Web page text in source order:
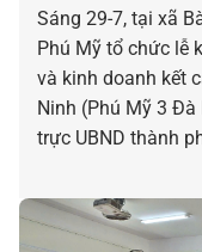
Sáng 29-7, tại xã
Phú Mỹ tổ chức lễ
và kinh doanh kết
Ninh (Phú Mỹ 3
trực UBND thành